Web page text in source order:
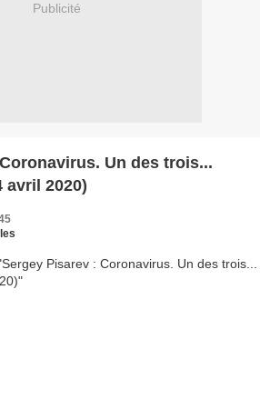
Publicité
Un des trois...
avril 2020)